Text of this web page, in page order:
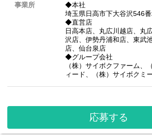
事業所
◆本社
埼玉県日高市下大谷沢546
◆直営店
日高本店、丸広川越店、丸
沢店、伊勢丹浦和店、東武
店、仙台泉店
◆グループ会社
（株）サイボクファーム、
ィード、（株）サイボクミ
応募する